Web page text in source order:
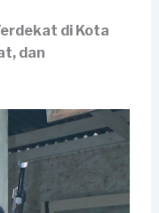
di Kota
dan